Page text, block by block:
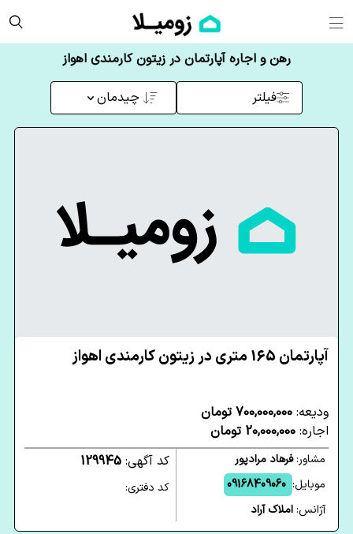
رهن و اجاره آپارتمان در زیتون کارمندی اهواز
فیلتر چیدمان
آپارتمان 165 متری در زیتون کارمندی اهواز
ودیعه: 700,000,000 تومان
اجاره: 20,000,000 تومان
مشاور:فرهاد مرادپور
موبایل: 09168409060
آژانس:املاک آراد
کد آگهی: 129945
کد دفتری: